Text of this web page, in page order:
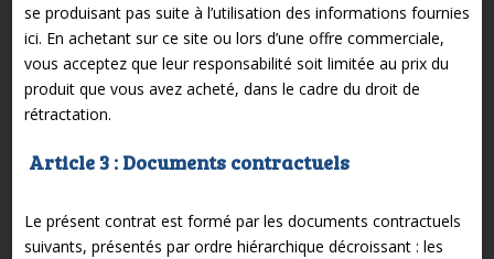
se produisant pas suite à l’utilisation des informations fournies
ici. En achetant sur ce site ou lors d’une offre commerciale,
vous acceptez que leur responsabilité soit limitée au prix du
produit que vous avez acheté, dans le cadre du droit de
rétractation.
Article 3 : Documents contractuels
Le présent contrat est formé par les documents contractuels
suivants, présentés par ordre hiérarchique décroissant : les